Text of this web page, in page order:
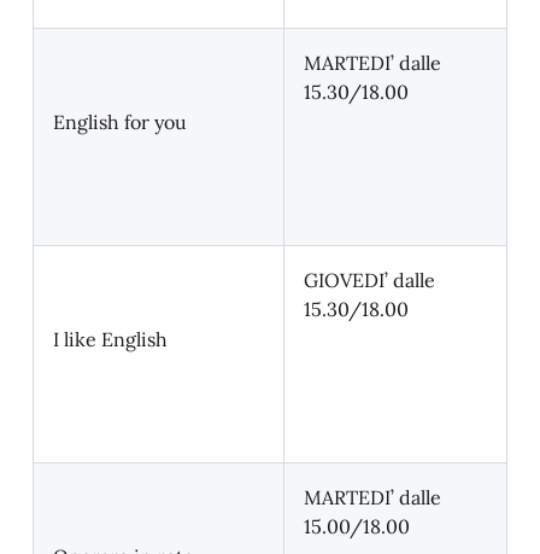
English for you
MARTEDI’ dalle
15.30/18.00
I like English
GIOVEDI’ dalle
15.30/18.00
MARTEDI’ dalle
15.00/18.00